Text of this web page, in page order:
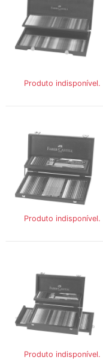
Produto indisponível.
Produto indisponível.
Produto indisponível.